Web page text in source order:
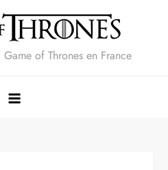
of Thrones en France